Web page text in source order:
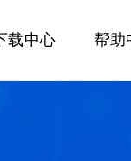
载中心 帮助